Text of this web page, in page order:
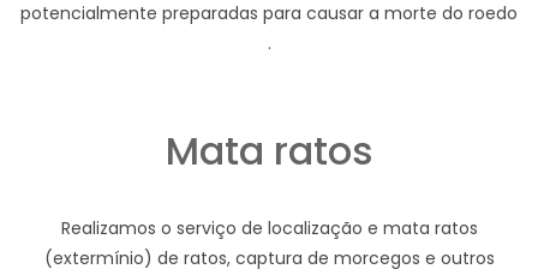
potencialmente preparadas para causar a morte do roedo
.
Mata ratos
Realizamos o serviço de localização e mata ratos
(extermínio) de ratos, captura de morcegos e outros